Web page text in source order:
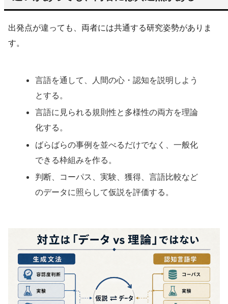
出発点が違っても、両者には共通する研究姿勢がありま
す。
言語を通して、人間の心・認知を説明しよう
とする。
言語に見られる規則性と多様性の両方を理論
化する。
ばらばらの事例を並べるだけでなく、一般化
できる枠組みを作る。
判断、コーパス、実験、獲得、言語比較など
のデータに照らして仮説を評価する。